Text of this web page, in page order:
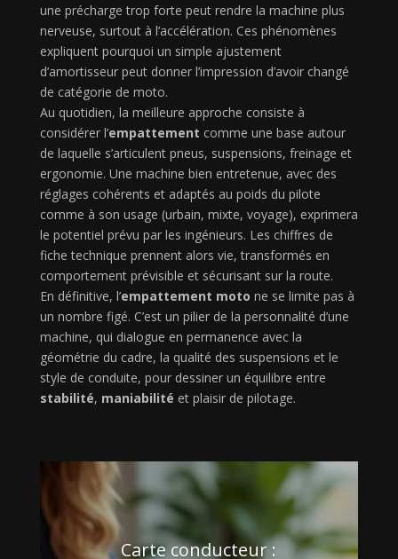
une précharge trop forte peut rendre la machine plus
nerveuse, surtout à l’accélération. Ces phénomènes
expliquent pourquoi un simple ajustement
d’amortisseur peut donner l’impression d’avoir changé
de catégorie de moto.
Au quotidien, la meilleure approche consiste à
considérer l’empattement comme une base autour
de laquelle s’articulent pneus, suspensions, freinage et
ergonomie. Une machine bien entretenue, avec des
réglages cohérents et adaptés au poids du pilote
comme à son usage (urbain, mixte, voyage), exprimera
le potentiel prévu par les ingénieurs. Les chiffres de
fiche technique prennent alors vie, transformés en
comportement prévisible et sécurisant sur la route.
En définitive, l’empattement moto ne se limite pas à
un nombre figé. C’est un pilier de la personnalité d’une
machine, qui dialogue en permanence avec la
géométrie du cadre, la qualité des suspensions et le
style de conduite, pour dessiner un équilibre entre
stabilité, maniabilité et plaisir de pilotage.
Carte conducteur :